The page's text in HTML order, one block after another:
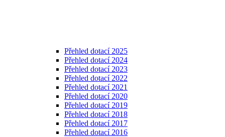
Přehled dotací 2025
Přehled dotací 2024
Přehled dotací 2023
Přehled dotací 2022
Přehled dotací 2021
Přehled dotací 2020
Přehled dotací 2019
Přehled dotací 2018
Přehled dotací 2017
Přehled dotací 2016